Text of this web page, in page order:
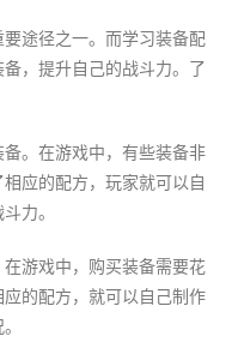
途径之一。而学习装备配
，提升自己的战斗力。了
。在游戏中，有些装备非
应的配方，玩家就可以自
力。
游戏中，购买装备需要花
的配方，就可以自己制作